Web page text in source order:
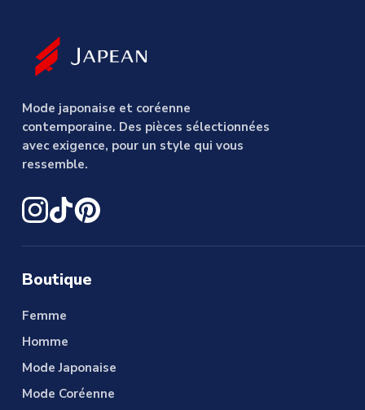
Mode japonaise et coréenne
contemporaine. Des pièces sélectionnées
avec exigence, pour un style qui vous
ressemble.
Boutique
Femme
Homme
Mode Japonaise
Mode Coréenne